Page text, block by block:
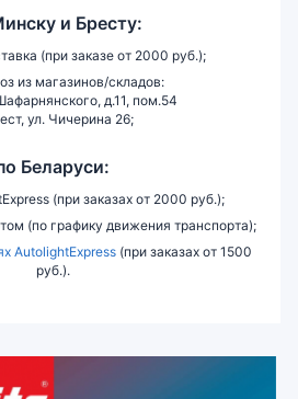
и Бресту:
(при заказе от 2000 руб.);
из магазинов/складов:
д.11, пом.54
ул. Чичерина 26;
Беларуси:
(при заказах от 2000 руб.);
(по графику движения транспорта);
AutolightExpress(при заказах от 1500
руб.).